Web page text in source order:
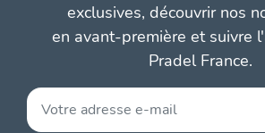
exclusives, découvrir nos
en avant-première et suivre
Pradel France.